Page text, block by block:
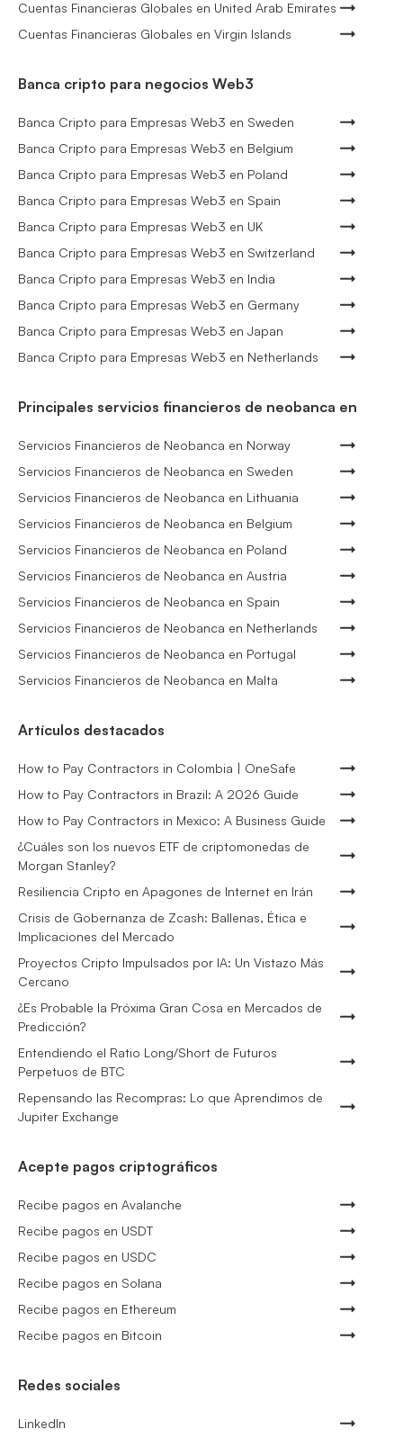
Cuentas Financieras Globales en United Arab Emirates
Cuentas Financieras Globales en Virgin Islands
Banca cripto para negocios Web3
Banca Cripto para Empresas Web3 en Sweden
Banca Cripto para Empresas Web3 en Belgium
Banca Cripto para Empresas Web3 en Poland
Banca Cripto para Empresas Web3 en Spain
Banca Cripto para Empresas Web3 en UK
Banca Cripto para Empresas Web3 en Switzerland
Banca Cripto para Empresas Web3 en India
Banca Cripto para Empresas Web3 en Germany
Banca Cripto para Empresas Web3 en Japan
Banca Cripto para Empresas Web3 en Netherlands
Principales servicios financieros de neobanca en
Servicios Financieros de Neobanca en Norway
Servicios Financieros de Neobanca en Sweden
Servicios Financieros de Neobanca en Lithuania
Servicios Financieros de Neobanca en Belgium
Servicios Financieros de Neobanca en Poland
Servicios Financieros de Neobanca en Austria
Servicios Financieros de Neobanca en Spain
Servicios Financieros de Neobanca en Netherlands
Servicios Financieros de Neobanca en Portugal
Servicios Financieros de Neobanca en Malta
Artículos destacados
How to Pay Contractors in Colombia | OneSafe
How to Pay Contractors in Brazil: A 2026 Guide
How to Pay Contractors in Mexico: A Business Guide
¿Cuáles son los nuevos ETF de criptomonedas de
Morgan Stanley?
Resiliencia Cripto en Apagones de Internet en Irán
Crisis de Gobernanza de Zcash: Ballenas, Ética e
Implicaciones del Mercado
Proyectos Cripto Impulsados por IA: Un Vistazo Más
Cercano
¿Es Probable la Próxima Gran Cosa en Mercados de
Predicción?
Entendiendo el Ratio Long/Short de Futuros
Perpetuos de BTC
Repensando las Recompras: Lo que Aprendimos de
Jupiter Exchange
Acepte pagos criptográficos
Recibe pagos en Avalanche
Recibe pagos en USDT
Recibe pagos en USDC
Recibe pagos en Solana
Recibe pagos en Ethereum
Recibe pagos en Bitcoin
Redes sociales
LinkedIn